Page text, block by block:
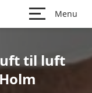
Menu
til luft